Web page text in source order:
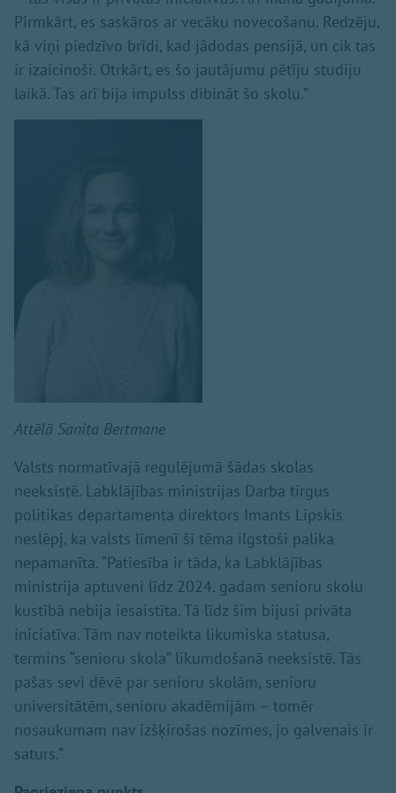
Pirmkārt, es saskāros ar vecāku novecošanu. Redzēju,
kā viņi piedzīvo brīdi, kad jādodas pensijā, un cik tas
ir izaicinoši. Otrkārt, es šo jautājumu pētīju studiju
laikā. Tas arī bija impulss dibināt šo skolu.”
Attēlā Sanita Bertmane
Valsts normatīvajā regulējumā šādas skolas
neeksistē. Labklājības ministrijas Darba tirgus
politikas departamenta direktors Imants Lipskis
neslēpj, ka valsts līmenī šī tēma ilgstoši palika
nepamanīta. “Patiesība ir tāda, ka Labklājības
ministrija aptuveni līdz 2024. gadam senioru skolu
kustībā nebija iesaistīta. Tā līdz šim bijusi privāta
iniciatīva. Tām nav noteikta likumiska statusa,
termins “senioru skola” likumdošanā neeksistē. Tās
pašas sevi dēvē par senioru skolām, senioru
universitātēm, senioru akadēmijām – tomēr
nosaukumam nav izšķirošas nozīmes, jo galvenais ir
saturs.”